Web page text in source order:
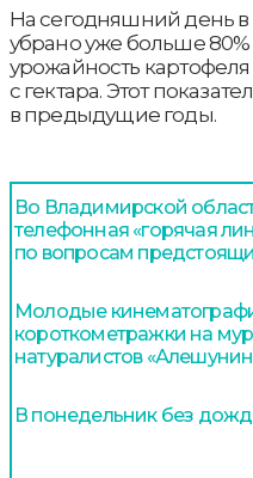
На сегодняшний день
убрано уже больше
урожайность
с гектара. Этот
в предыдущие годы.
Во Владимирской
телефонная «горячая
по вопросам
Молодые
короткометражки на
натуралистов
В понедельник без